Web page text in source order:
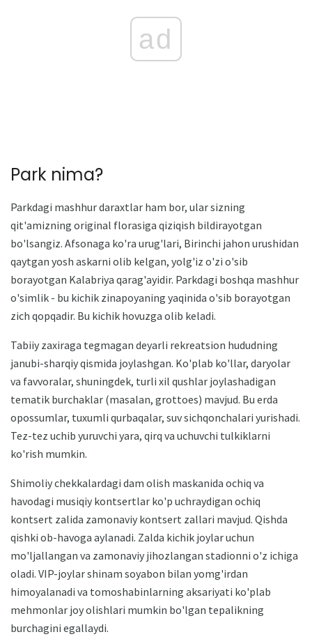
ad
Park nima?
Parkdagi mashhur daraxtlar ham bor, ular sizning
qit'amizning original florasiga qiziqish bildirayotgan
bo'lsangiz. Afsonaga ko'ra urug'lari, Birinchi jahon urushidan
qaytgan yosh askarni olib kelgan, yolg'iz o'zi o'sib
borayotgan Kalabriya qarag'ayidir. Parkdagi boshqa mashhur
o'simlik - bu kichik zinapoyaning yaqinida o'sib borayotgan
zich qopqadir. Bu kichik hovuzga olib keladi.
Tabiiy zaxiraga tegmagan deyarli rekreatsion hududning
janubi-sharqiy qismida joylashgan. Ko'plab ko'llar, daryolar
va favvoralar, shuningdek, turli xil qushlar joylashadigan
tematik burchaklar (masalan, grottoes) mavjud. Bu erda
opossumlar, tuxumli qurbaqalar, suv sichqonchalari yurishadi.
Tez-tez uchib yuruvchi yara, qirq va uchuvchi tulkiklarni
ko'rish mumkin.
Shimoliy chekkalardagi dam olish maskanida ochiq va
havodagi musiqiy kontsertlar ko'p uchraydigan ochiq
kontsert zalida zamonaviy kontsert zallari mavjud. Qishda
qishki ob-havoga aylanadi. Zalda kichik joylar uchun
mo'ljallangan va zamonaviy jihozlangan stadionni o'z ichiga
oladi. VIP-joylar shinam soyabon bilan yomg'irdan
himoyalanadi va tomoshabinlarning aksariyati ko'plab
mehmonlar joy olishlari mumkin bo'lgan tepalikning
burchagini egallaydi.